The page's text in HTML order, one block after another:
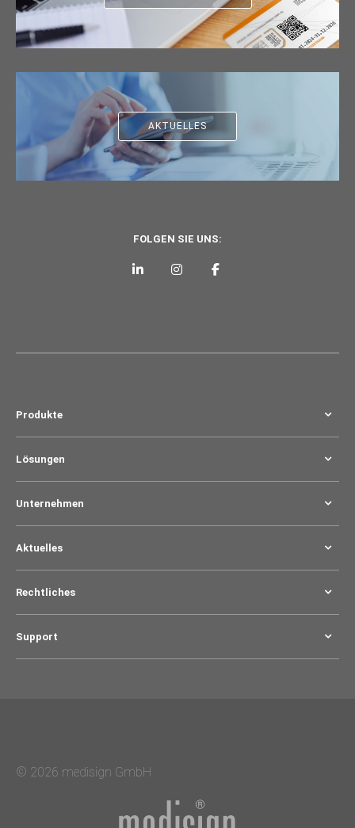
AKTUELLES
FOLGEN SIE UNS:
Produkte
Lösungen
Unternehmen
Aktuelles
Rechtliches
Support
© 2026 medisign GmbH